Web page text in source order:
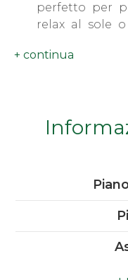
perfetto per
relax al sole
Buona
all'esposizione
Posizione
Qualsiasi
1